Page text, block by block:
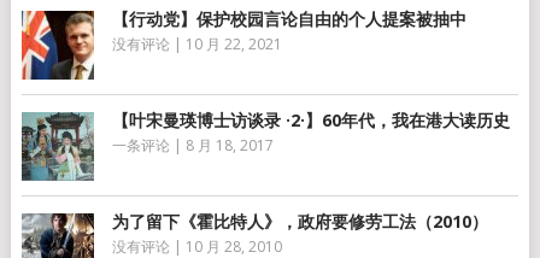
【行动党】保护校园言论自由的个人提案被抽中
没有评论 | 10 月 22, 2021
【叶宋曼瑛博士访谈录 ·2·】60年代，我在港大读历史
一条评论 | 8 月 18, 2017
为了留下《霍比特人》，政府要修劳工法（2010）
没有评论 | 10 月 28, 2010